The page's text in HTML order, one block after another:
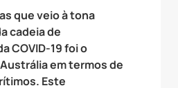
que veio à tona
cadeia de
COVID-19 foi o
em termos de
Este